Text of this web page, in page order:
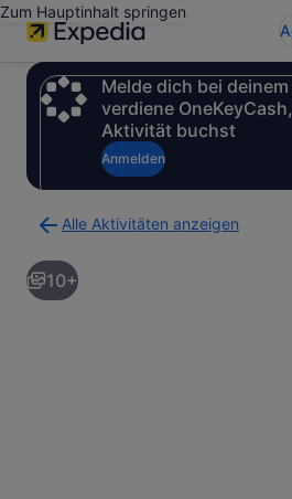
Zum Hauptinhalt springen
Melde dich bei
verdiene
Aktivität buchst
Anmelden
Alle Aktivitäten anzeigen
zur
Ergebnisseite
für
10+